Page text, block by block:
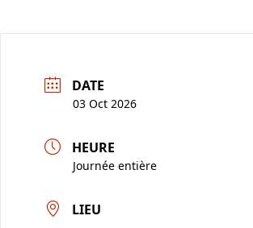
DATE
03 Oct 2026
HEURE
Journée entière
LIEU